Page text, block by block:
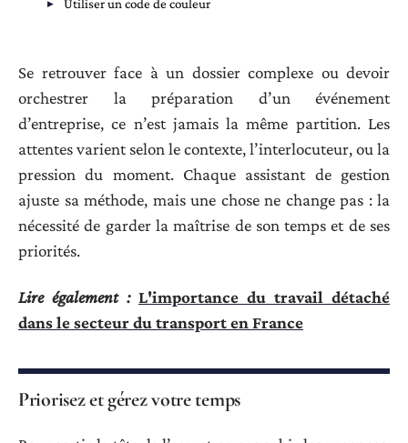
Utiliser un code de couleur
Se retrouver face à un dossier complexe ou devoir
orchestrer la préparation d’un événement
d’entreprise, ce n’est jamais la même partition. Les
attentes varient selon le contexte, l’interlocuteur, ou la
pression du moment. Chaque assistant de gestion
ajuste sa méthode, mais une chose ne change pas : la
nécessité de garder la maîtrise de son temps et de ses
priorités.
Lire également : L'importance du travail détaché
dans le secteur du transport en France
Priorisez et gérez votre temps